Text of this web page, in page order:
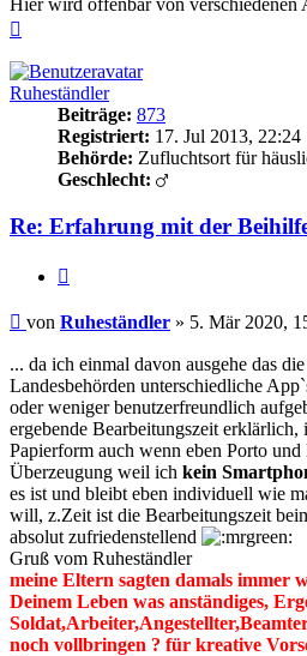
Hier wird offenbar von verschiedenen
Ruheständler
Beiträge: 873
Registriert: 17. Jul 2013, 22:24
Behörde: Zufluchtsort für
Geschlecht:
Re: Erfahrung mit der
Beitrag
von Ruheständler » 5. Mär 2020,
... da ich einmal davon ausgehe das
Landesbehörden unterschiedliche
oder weniger benutzerfreundlich
ergebende Bearbeitungszeit erklärlich,
Papierform auch wenn eben Porto
Überzeugung weil ich kein
es ist und bleibt eben individuell wie
will, z.Zeit ist die Bearbeitungszeit
absolut zufriedenstellend
Gruß vom Ruheständler
meine Eltern sagten damals immer
Deinem Leben was anständiges,
noch vollbringen ? für kreative